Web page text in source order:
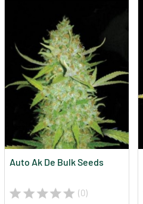
Auto Ak De Bulk Seeds
(0)